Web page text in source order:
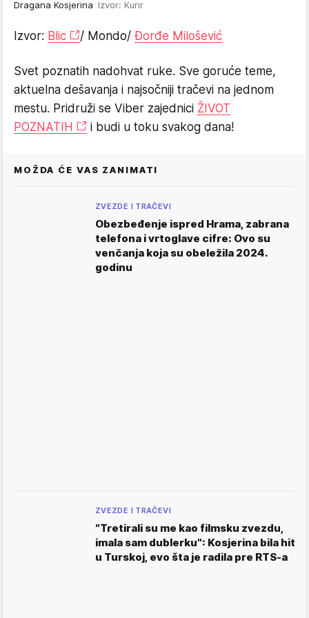
Dragana Kosjerina Izvor: Kurir
Izvor: Blic / Mondo/Đorđe Milošević
Svet poznatih nadohvat ruke. Sve goruće teme,
aktuelna dešavanja i najsočniji tračevi na jednom
mestu. Pridruži se Viber zajednici ŽIVOT
POZNATIH
i budi u toku svakog dana!
MOŽDA ĆE VAS ZANIMATI
ZVEZDE I TRAČEVI
Obezbeđenje ispred Hrama, zabrana
telefona i vrtoglave cifre: Ovo su
venčanja koja su obeležila 2024.
godinu
ZVEZDE I TRAČEVI
"Tretirali su me kao filmsku zvezdu,
imala sam dublerku": Kosjerina bila hit
u Turskoj, evo šta je radila pre RTS-a